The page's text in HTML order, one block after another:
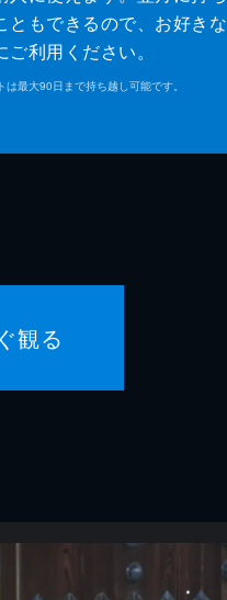
ともできるので、お好きな
ご利用ください。
は最大90日まで持ち越し可能です。
観る